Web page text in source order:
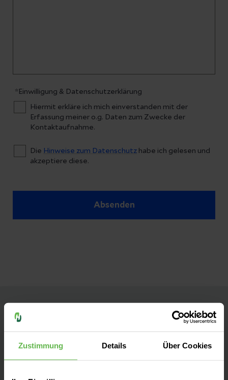
Zustimmung Details Über Cookies
*Einwilligung & Datenschutzerklärung
Hiermit erkläre ich mich einverstanden mit der
Erfassung meiner o.g. Daten zum Zwecke der
Kontaktaufnahme.
Die Hinweise zum Datenschutz habe ich gelesen und
akzeptiere diese.
Absenden
Helios Fachklinik für Orthopädie
Bleicherode